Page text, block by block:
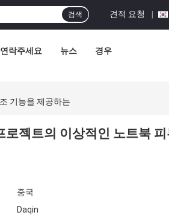
견적 요청 |
검색
연락주세요 뉴스 경우
기능을 제공하는
젝트의 이상적인 노트북
중국
Daqin